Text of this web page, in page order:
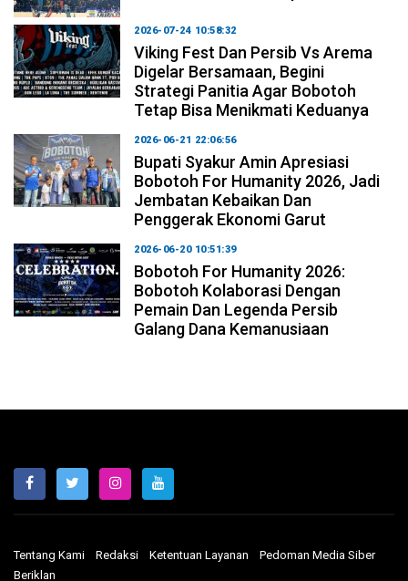
2026-07-24 10:58:32
Viking Fest Dan Persib Vs Arema
Digelar Bersamaan, Begini
Strategi Panitia Agar Bobotoh
Tetap Bisa Menikmati Keduanya
2026-06-21 22:06:56
Bupati Syakur Amin Apresiasi
Bobotoh For Humanity 2026, Jadi
Jembatan Kebaikan Dan
Penggerak Ekonomi Garut
2026-06-20 10:51:39
Bobotoh For Humanity 2026:
Bobotoh Kolaborasi Dengan
Pemain Dan Legenda Persib
Galang Dana Kemanusiaan
Tentang Kami Redaksi Ketentuan Layanan
Pedoman Media Siber
Beriklan